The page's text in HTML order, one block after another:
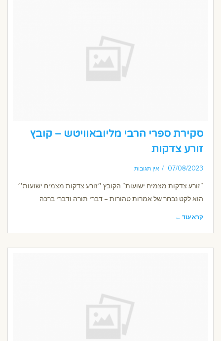
סקירת ספרי הרבי מליובאוויטש – קובץ
זורע צדקות
07/08/2023 אין תגובות
"זורע צדקות מצמיח ישועות" הקובץ ״זורע צדקות מצמיח ישועות׳׳
הוא לקט נבחר של אמרות טהורות – דברי תורה ודברי ברכה
קרא עוד ←